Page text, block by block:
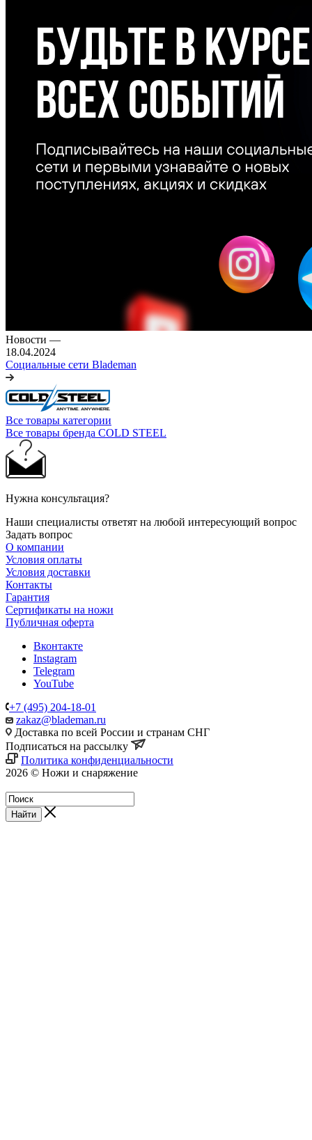
Новости —
18.04.2024
Социальные сети Blademan
Все товары категории
Все товары бренда COLD STEEL
Нужна консультация?
Наши специалисты ответят на любой интересующий вопрос
Задать вопрос
О компании
Условия оплаты
Условия доставки
Контакты
Гарантия
Сертификаты на ножи
Публичная оферта
Вконтакте
Instagram
Telegram
YouTube
+7 (495) 204-18-01
zakaz@blademan.ru
Доставка по всей России и странам СНГ
Подписаться на рассылку
Политика конфиденциальности
2026 © Ножи и снаряжение
Найти